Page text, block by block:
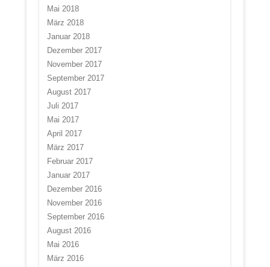
Mai 2018
März 2018
Januar 2018
Dezember 2017
November 2017
September 2017
August 2017
Juli 2017
Mai 2017
April 2017
März 2017
Februar 2017
Januar 2017
Dezember 2016
November 2016
September 2016
August 2016
Mai 2016
März 2016